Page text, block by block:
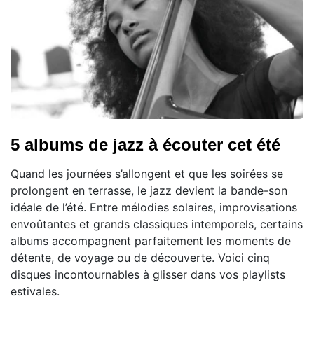
5 albums de jazz à écouter cet été
Quand les journées s’allongent et que les soirées se
prolongent en terrasse, le jazz devient la bande-son
idéale de l’été. Entre mélodies solaires, improvisations
envoûtantes et grands classiques intemporels, certains
albums accompagnent parfaitement les moments de
détente, de voyage ou de découverte. Voici cinq
disques incontournables à glisser dans vos playlists
estivales.